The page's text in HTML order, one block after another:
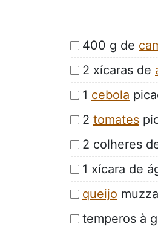
400 g de
2 xícaras de
1 cebola
2 tomates
2 colheres
1 xícara de
queijo
temperos à